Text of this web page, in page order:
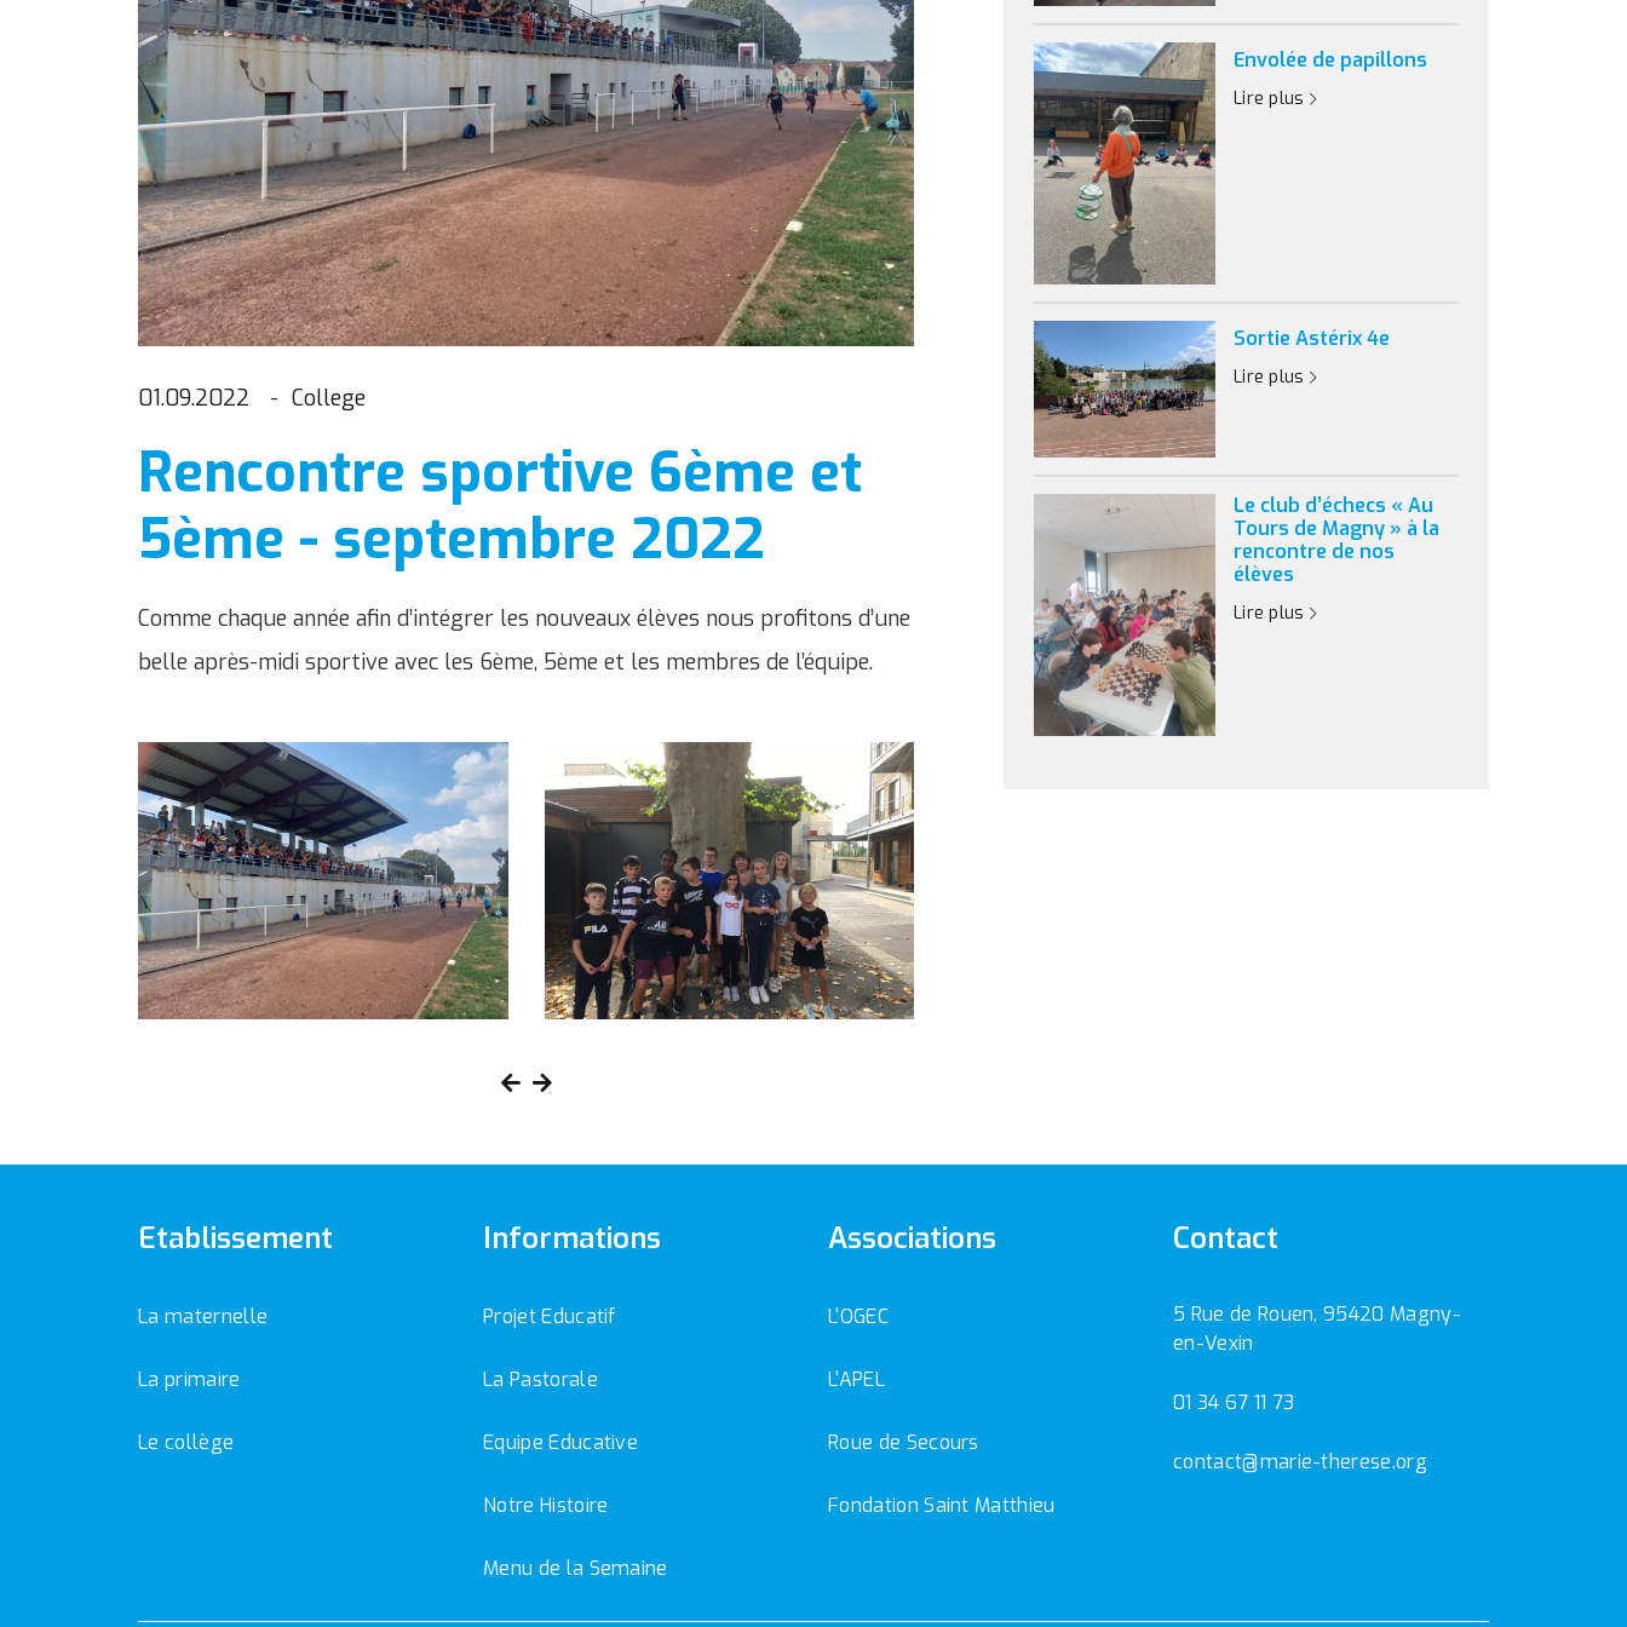
01.09.2022 College
Rencontre sportive 6ème et
5ème - septembre 2022
Comme chaque année afin d’intégrer les nouveaux élèves nous profitons d’une
belle après-midi sportive avec les 6ème, 5ème et les membres de l’équipe.
Envolée de papillons
Lire plus
Sortie Astérix 4e
Lire plus
Le club d’échecs « Au
Tours de Magny » à la
rencontre de nos
élèves
Lire plus
Etablissement
La maternelle
La primaire
Le collège
Informations
Projet Educatif
La Pastorale
Equipe Educative
Notre Histoire
Menu de la Semaine
Associations
L'OGEC
L'APEL
Roue de Secours
Fondation Saint Matthieu
Contact
5 Rue de Rouen, 95420 Magny-
en-Vexin
01 34 67 11 73
contact@marie-therese.org